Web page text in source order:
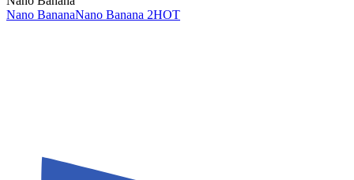
Nano BananaNano Banana 2HOT